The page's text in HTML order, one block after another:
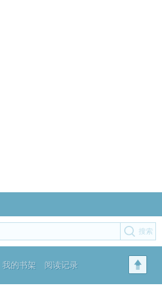
我的书架 阅读记录